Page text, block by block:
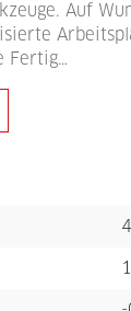
Auf
Fertig…